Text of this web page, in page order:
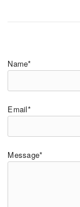
Name*
Email*
Message*